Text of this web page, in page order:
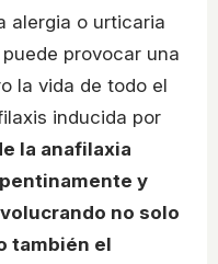
alergia o urticaria
provocar una
la vida de todo el
inducida por
la anafilaxia
y
no solo
también el